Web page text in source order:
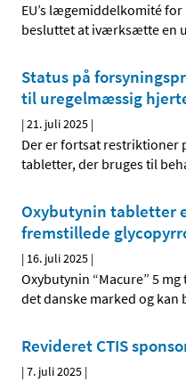
EU’s lægemiddelkomité for
besluttet at iværksætte en
Status på
til uregelmæssig
|21. juli 2025 |
Der er fortsat restriktioner
tabletter, der bruges til
Oxybutynin tabletter
fremstillede
| 16. juli 2025 |
Oxybutynin “Macure” 5
det danske marked og kan
Revideret CTIS
|7. juli 2025 |